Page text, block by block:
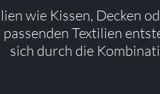
wie Kissen, Decken
Textilien
sich durch die